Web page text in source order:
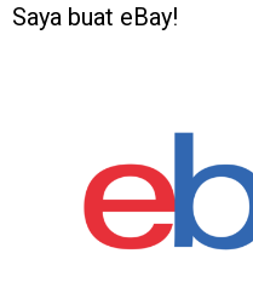
Saya buat eBay!